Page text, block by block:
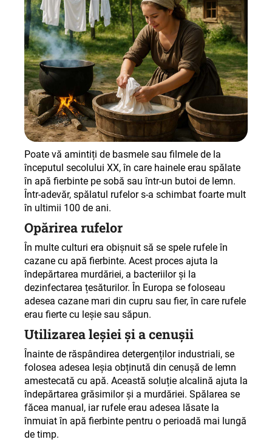
Poate vă amintiți de basmele sau filmele de la
începutul secolului XX, în care hainele erau spălate
în apă fierbinte pe sobă sau într-un butoi de lemn.
Într-adevăr, spălatul rufelor s-a schimbat foarte mult
în ultimii 100 de ani.
Opărirea rufelor
În multe culturi era obișnuit să se spele rufele în
cazane cu apă fierbinte. Acest proces ajuta la
îndepărtarea murdăriei, a bacteriilor și la
dezinfectarea țesăturilor. În Europa se foloseau
adesea cazane mari din cupru sau fier, în care rufele
erau fierte cu leșie sau săpun.
Utilizarea leșiei și a cenușii
Înainte de răspândirea detergenților industriali, se
folosea adesea leșia obținută din cenușă de lemn
amestecată cu apă. Această soluție alcalină ajuta la
îndepărtarea grăsimilor și a murdăriei. Spălarea se
făcea manual, iar rufele erau adesea lăsate la
înmuiat în apă fierbinte pentru o perioadă mai lungă
de timp.